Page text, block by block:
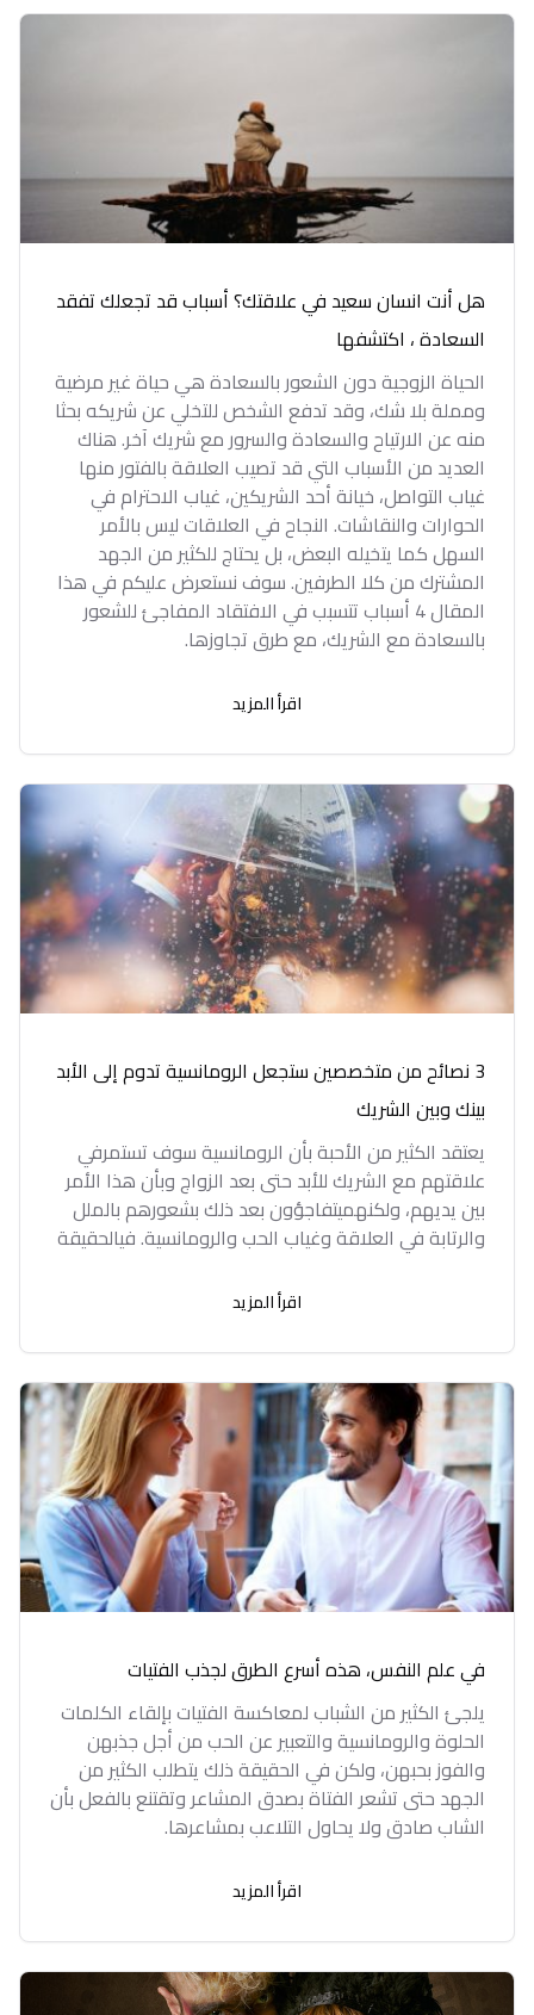
هل أنت انسان سعيد في علاقتك؟ أسباب قد تجعلك تفقد
السعادة ، اكتشفها
الحياة الزوجية دون الشعور بالسعادة هي حياة غير مرضية
ومملة بلا شك، وقد تدفع الشخص للتخلي عن شريكه بحثا
منه عن الارتياح والسعادة والسرور مع شريك آخر. هناك
العديد من الأسباب التي قد تصيب العلاقة بالفتور منها
غياب التواصل، خيانة أحد الشريكين، غياب الاحترام في
الحوارات والنقاشات. النجاح في العلاقات ليس بالأمر
السهل كما يتخيله البعض، بل يحتاج للكثير من الجهد
المشترك من كلا الطرفين. سوف نستعرض عليكم في هذا
المقال 4 أسباب تتسبب في الافتقاد المفاجئ للشعور
بالسعادة مع الشريك، مع طرق تجاوزها.
اقرأ المزيد
3 نصائح من متخصصين ستجعل الرومانسية تدوم إلى الأبد
بينك وبين الشريك
يعتقد الكثير من الأحبة بأن الرومانسية سوف تستمرفي
علاقتهم مع الشريك للأبد حتى بعد الزواج وبأن هذا الأمر
بين يديهم، ولكنهميتفاجؤون بعد ذلك بشعورهم بالملل
والرتابة في العلاقة وغياب الحب والرومانسية. فيالحقيقة
اقرأ المزيد
في علم النفس، هذه أسرع الطرق لجذب الفتيات
يلجئ الكثير من الشباب لمعاكسة الفتيات بإلقاء الكلمات
الحلوة والرومانسية والتعبير عن الحب من أجل جذبهن
والفوز بحبهن، ولكن في الحقيقة ذلك يتطلب الكثير من
الجهد حتى تشعر الفتاة بصدق المشاعر وتقتنع بالفعل بأن
الشاب صادق ولا يحاول التلاعب بمشاعرها.
اقرأ المزيد